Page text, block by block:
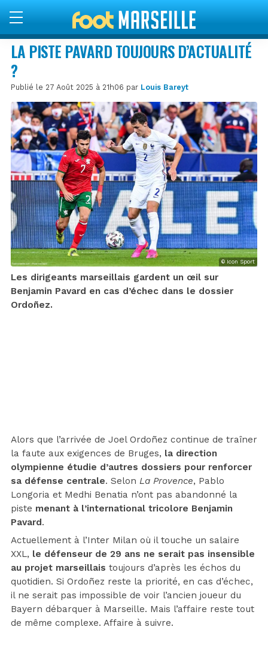
LA PISTE PAVARD TOUJOURS D’ACTUALITÉ
?
Publié le 27 Août 2025 à 21h06 par Louis Bareyt
© Icon Sport
Les dirigeants marseillais gardent un œil sur
Benjamin Pavard en cas d’échec dans le dossier
Ordoñez.
Alors que l’arrivée de Joel Ordoñez continue de traîner
la faute aux exigences de Bruges, la direction
olympienne étudie d’autres dossiers pour renforcer
sa défense centrale. Selon La Provence, Pablo
Longoria et Medhi Benatia n’ont pas abandonné la
piste menant à l’international tricolore Benjamin
Pavard.
Actuellement à l’Inter Milan où il touche un salaire
XXL, le défenseur de 29 ans ne serait pas insensible
au projet marseillais toujours d’après les échos du
quotidien. Si Ordoñez reste la priorité, en cas d’échec,
il ne serait pas impossible de voir l’ancien joueur du
Bayern débarquer à Marseille. Mais l’affaire reste tout
de même complexe. Affaire à suivre.